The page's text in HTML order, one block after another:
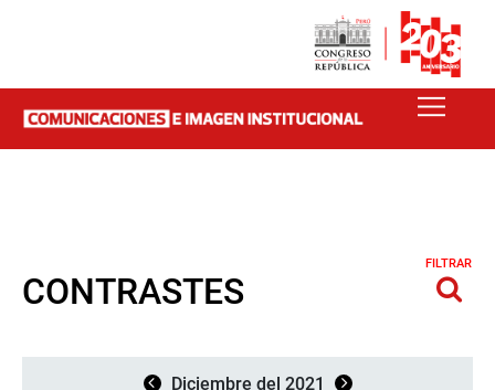
CONTRASTES
FILTRAR
Diciembre del 2021